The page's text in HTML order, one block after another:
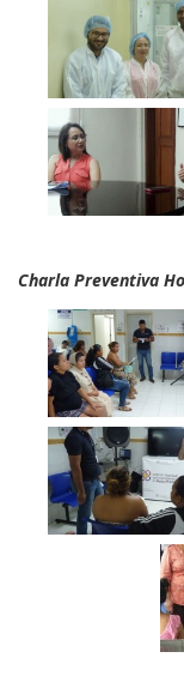
Charla Preventiva